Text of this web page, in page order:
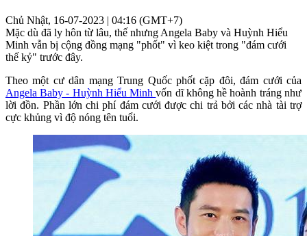
Chủ Nhật, 16-07-2023 | 04:16 (GMT+7)
Mặc dù đã ly hôn từ lâu, thế nhưng Angela Baby và Huỳnh Hiểu
Minh vẫn bị cộng đồng mạng "phốt" vì keo kiệt trong "đám cưới
thế kỷ" trước đây.
Theo một cư dân mạng Trung Quốc phốt cặp đôi, đám cưới của
Angela Baby - Huỳnh Hiểu Minhvốn dĩ không hề hoành tráng như
lời đồn. Phần lớn chi phí đám cưới được chi trả bởi các nhà tài trợ
cực khủng vì độ nóng tên tuổi.